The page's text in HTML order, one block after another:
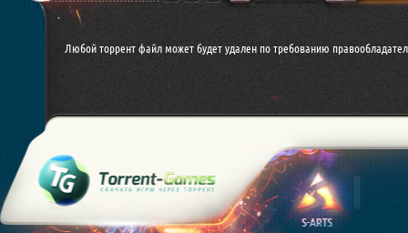
Любой торрент файл может будет удален по требованию